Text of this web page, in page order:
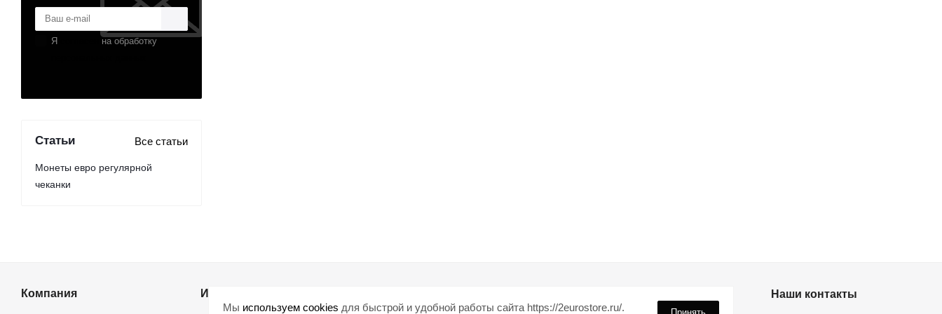
Я
на обработку
Статьи Все статьи
Монеты евро регулярной
чеканки
Компания Информация Наши контакты
Мы используем cookies для быстрой и удобной работы сайта https://2eurostore.ru/.